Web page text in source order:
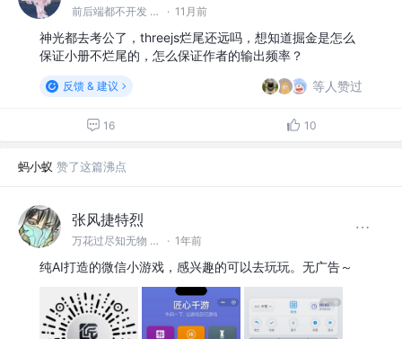
前后端都不开发 @摸鱼第一名 · 11月前
神光都去考公了，threejs烂尾还远吗，想知道掘金是怎么
保证小册不烂尾的，怎么保证作者的输出频率？
反馈 & 建议 等人赞过
16 10
蚂小蚁 赞了这篇沸点
张风捷特烈
万花过尽知无物 @编程之王 · 1年前
纯AI打造的微信小游戏，感兴趣的可以去玩玩。无广告～